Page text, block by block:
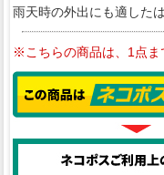
雨天時の外出にも適した
※こちらの商品は、1点ま